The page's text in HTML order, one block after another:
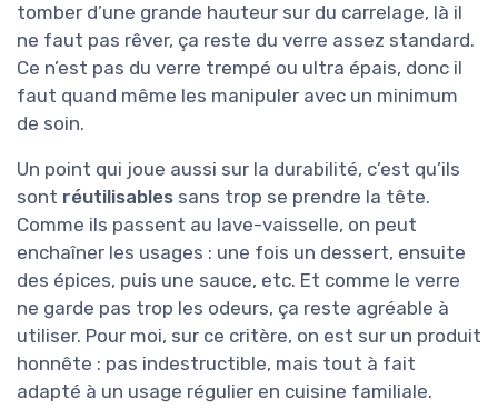
tomber d’une grande hauteur sur du carrelage, là il
ne faut pas rêver, ça reste du verre assez standard.
Ce n’est pas du verre trempé ou ultra épais, donc il
faut quand même les manipuler avec un minimum
de soin.
Un point qui joue aussi sur la durabilité, c’est qu’ils
sont réutilisables sans trop se prendre la tête.
Comme ils passent au lave-vaisselle, on peut
enchaîner les usages : une fois un dessert, ensuite
des épices, puis une sauce, etc. Et comme le verre
ne garde pas trop les odeurs, ça reste agréable à
utiliser. Pour moi, sur ce critère, on est sur un produit
honnête : pas indestructible, mais tout à fait
adapté à un usage régulier en cuisine familiale.